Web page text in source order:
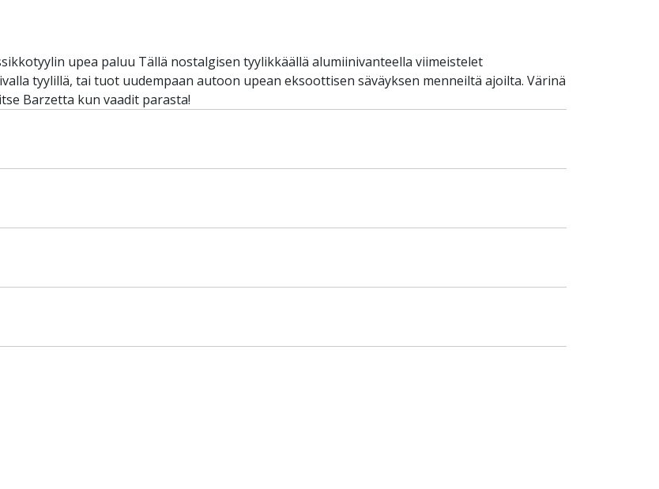
upea paluu Tällä nostalgisen tyylikkäällä alumiinivanteella viimeistelet
tyylillä, tai tuot uudempaan autoon upean eksoottisen säväyksen menneiltä ajoilta. Värinä
Barzetta kun vaadit parasta!